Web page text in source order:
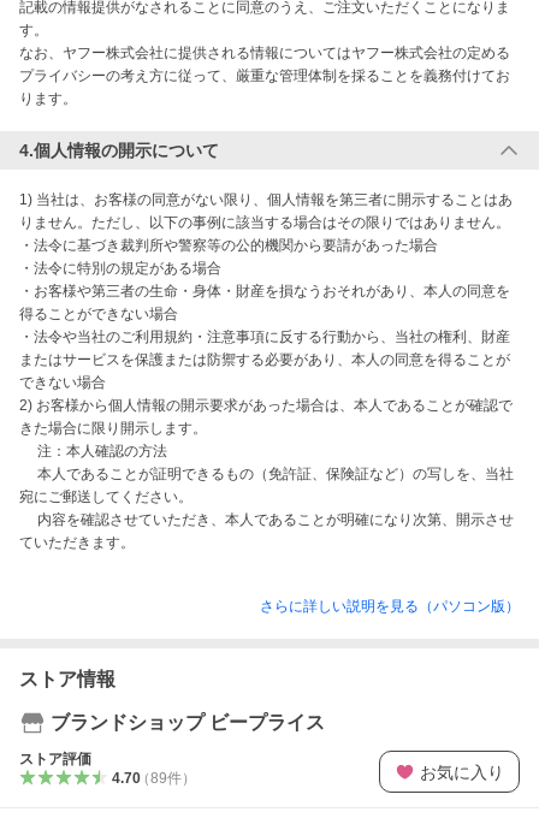
記載の情報提供がなされることに同意のうえ、ご注文いただくことになりま
す。
なお、ヤフー株式会社に提供される情報についてはヤフー株式会社の定める
プライバシーの考え方に従って、厳重な管理体制を採ることを義務付けてお
ります。
4.個人情報の開示について
1) 当社は、お客様の同意がない限り、個人情報を第三者に開示することはあ
りません。ただし、以下の事例に該当する場合はその限りではありません。
・法令に基づき裁判所や警察等の公的機関から要請があった場合
・法令に特別の規定がある場合
・お客様や第三者の生命・身体・財産を損なうおそれがあり、本人の同意を
得ることができない場合
・法令や当社のご利用規約・注意事項に反する行動から、当社の権利、財産
またはサービスを保護または防禦する必要があり、本人の同意を得ることが
できない場合
2) お客様から個人情報の開示要求があった場合は、本人であることが確認で
きた場合に限り開示します。
注：本人確認の方法
本人であることが証明できるもの（免許証、保険証など）の写しを、当社
宛にご郵送してください。
内容を確認させていただき、本人であることが明確になり次第、開示させ
ていただきます。
さらに詳しい説明を見る（パソコン版）
ストア情報
ブランドショップ ビープライス
ストア評価
4.70（89件） お気に入り